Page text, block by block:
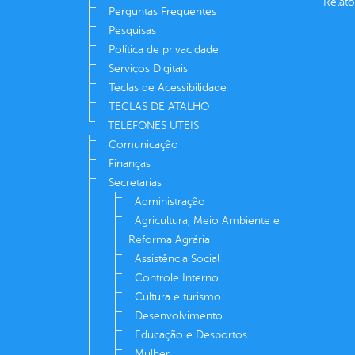
Perguntas Frequentes
Pesquisas
Política de privacidade
Serviços Digitais
Teclas de Acessibilidade
TECLAS DE ATALHO
TELEFONES ÚTEIS
Comunicação
Finanças
Secretarias
Administração
Agricultura, Meio Ambiente e
Reforma Agrária
Assistência Social
Controle Interno
Cultura e turismo
Desenvolvimento
Educação e Desportos